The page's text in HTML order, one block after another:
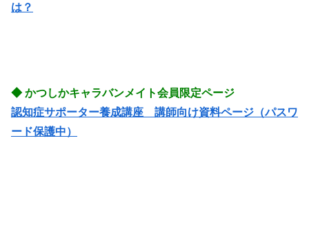
は？
◆ かつしかキャラバンメイト会員限定ページ
認知症サポーター養成講座 講師向け資料ページ（パスワ
ード保護中）